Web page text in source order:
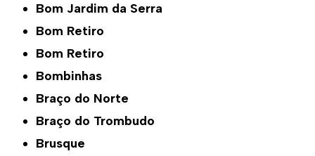
Bom Jardim da Serra
Bom Retiro
Bom Retiro
Bombinhas
Braço do Norte
Braço do Trombudo
Brusque